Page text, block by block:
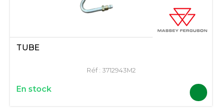
TUBE
Réf : 3712943M2
En stock